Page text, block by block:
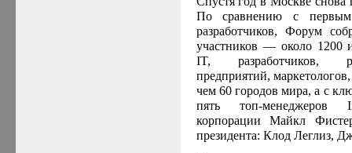
По сравнению с
разработчиков, Форум
участников — около 1200
IT, разработчиков,
предприятий,
чем 60 городов мира, а с
пять топ-менеджеров
корпорации Майкл
президента: Клод Леглиз,